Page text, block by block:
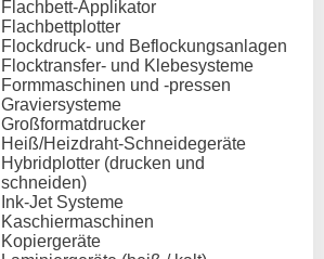
Flachbett-Applikator
Flachbettplotter
Flockdruck- und Beflockungsanlagen
Flocktransfer- und Klebesysteme
Formmaschinen und -pressen
Graviersysteme
Großformatdrucker
Heiß/Heizdraht-Schneidegeräte
Hybridplotter (drucken und
schneiden)
Ink-Jet Systeme
Kaschiermaschinen
Kopiergeräte